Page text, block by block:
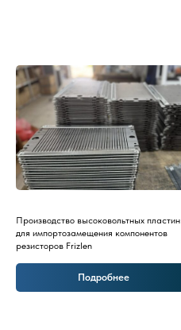
Производство высоковольтных пластин
для импортозамещения компонентов
резисторов Frizlen
Подробнее